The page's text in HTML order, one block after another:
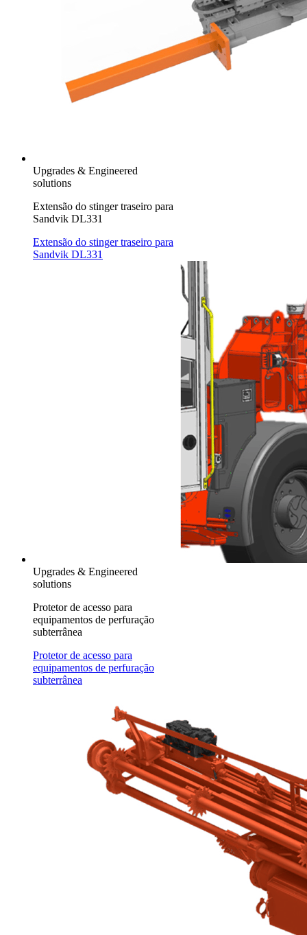
Upgrades & Engineered
solutions
Extensão do stinger traseiro para
Sandvik DL331
Extensão do stinger traseiro para
Sandvik DL331
Upgrades & Engineered
solutions
Protetor de acesso para
equipamentos de perfuração
subterrânea
Protetor de acesso para
equipamentos de perfuração
subterrânea